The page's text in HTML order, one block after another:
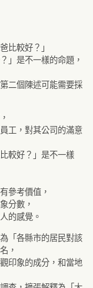
比較好？」
」是不一樣的命題，
二個陳述可能需要採
工，對其公司的滿意
較好？」是不一樣
參考價值，
分數，
的感覺。
「各縣市的居民對該
，
印象的成分，和當地